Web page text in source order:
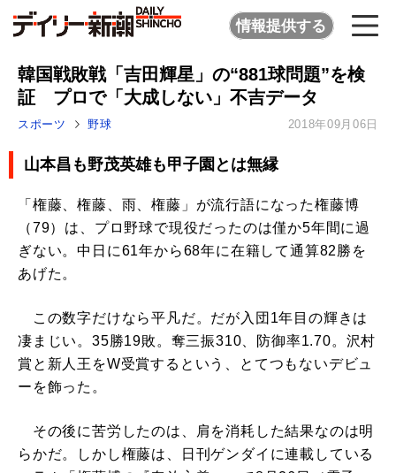
情報提供する
韓国戦敗戦「吉田輝星」の“881球問題”を検
証 プロで「大成しない」不吉データ
スポーツ 野球 2018年09月06日
山本昌も野茂英雄も甲子園とは無縁
「権藤、権藤、雨、権藤」が流行語になった権藤博
（79）は、プロ野球で現役だったのは僅か5年間に過
ぎない。中日に61年から68年に在籍して通算82勝を
あげた。
この数字だけなら平凡だ。だが入団1年目の輝きは
凄まじい。35勝19敗。奪三振310、防御率1.70。沢村
賞と新人王をW受賞するという、とてつもないデビュ
ーを飾った。
その後に苦労したのは、肩を消耗した結果なのは明
らかだ。しかし権藤は、日刊ゲンダイに連載している